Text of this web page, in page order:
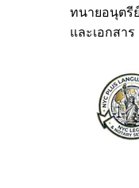
ทนายอนุตรีย์
และเอกสาร